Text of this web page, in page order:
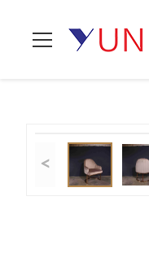
Домой > продукты
<